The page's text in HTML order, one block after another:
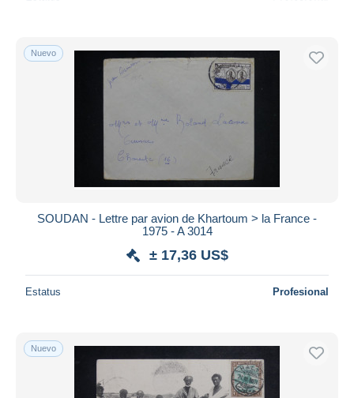
Nuevo
SOUDAN - Lettre par avion de Khartoum > la France -
1975 - A 3014
± 17,36 US$
Estatus Profesional
Nuevo